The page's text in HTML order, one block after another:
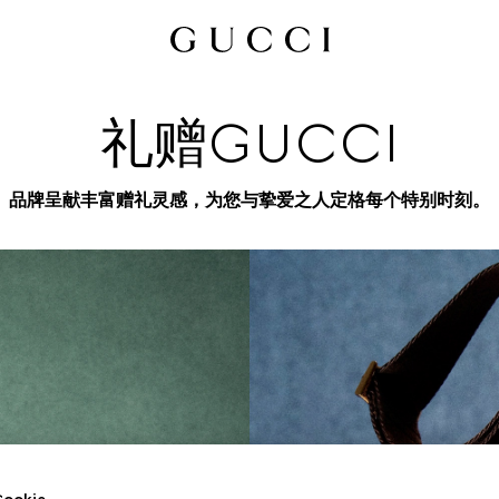
礼赠GUCCI
品牌呈献丰富赠礼灵感，为您与挚爱之人定格每个特别时刻。